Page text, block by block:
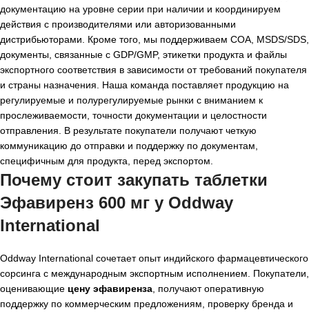
документацию на уровне серии при наличии и координируем
действия с производителями или авторизованными
дистрибьюторами. Кроме того, мы поддерживаем COA, MSDS/SDS,
документы, связанные с GDP/GMP, этикетки продукта и файлы
экспортного соответствия в зависимости от требований покупателя
и страны назначения. Наша команда поставляет продукцию на
регулируемые и полурегулируемые рынки с вниманием к
прослеживаемости, точности документации и целостности
отправления. В результате покупатели получают четкую
коммуникацию до отправки и поддержку по документам,
специфичным для продукта, перед экспортом.
Почему стоит закупать таблетки
Эфавиренз 600 мг у Oddway
International
Oddway International сочетает опыт индийского фармацевтического
сорсинга с международным экспортным исполнением. Покупатели,
оценивающие цену эфавиренза , получают оперативную
поддержку по коммерческим предложениям, проверку бренда и